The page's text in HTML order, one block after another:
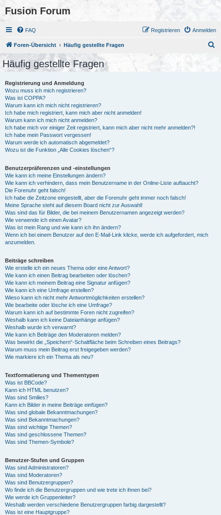
Fusion Forum
FAQ Anmelden
Registrieren
Foren-Übersicht Häufig gestellte Fragen
Häufig gestellte Fragen
Registrierung und Anmeldung
Wozu muss ich mich registrieren?
Was ist COPPA?
Warum kann ich mich nicht registrieren?
Ich habe mich registriert, kann mich aber nicht anmelden!
Warum kann ich mich nicht anmelden?
Ich habe mich vor einiger Zeit registriert, kann mich aber nicht mehr anmelden?!
Ich habe mein Passwort vergessen!
Warum werde ich automatisch abgemeldet?
Wozu ist die Funktion „Alle Cookies löschen“?
Benutzerpräferenzen und -einstellungen
Wie kann ich meine Einstellungen ändern?
Wie kann ich verhindern, dass mein Benutzername in der Online-Liste auftaucht?
Die Forenuhr geht falsch!
Ich habe die Zeitzone eingestellt, aber die Forenuhr geht immer noch falsch!
Meine Sprache steht auf diesem Board nicht zur Auswahl!
Was sind das für Bilder, die bei meinem Benutzernamen angezeigt werden?
Wie verwende ich einen Avatar?
Was ist mein Rang und wie kann ich ihn ändern?
Wenn ich bei einem Benutzer auf den E-Mail-Link klicke, werde ich aufgefordert, mich
anzumelden.
Beiträge schreiben
Wie erstelle ich ein neues Thema oder eine Antwort?
Wie kann ich einen Beitrag bearbeiten oder löschen?
Wie kann ich meinem Beitrag eine Signatur anfügen?
Wie kann ich eine Umfrage erstellen?
Wieso kann ich nicht mehr Antwortmöglichkeiten erstellen?
Wie bearbeite oder lösche ich eine Umfrage?
Warum kann ich auf bestimmte Foren nicht zugreifen?
Weshalb kann ich keine Dateianhänge anfügen?
Weshalb wurde ich verwarnt?
Wie kann ich Beiträge den Moderatoren melden?
Was bewirkt die „Speichern“-Schaltfläche beim Schreiben eines Beitrags?
Warum muss mein Beitrag erst freigegeben werden?
Wie markiere ich ein Thema als neu?
Textformatierung und Thementypen
Was ist BBCode?
Kann ich HTML benutzen?
Was sind Smilies?
Kann ich Bilder in meine Beiträge einfügen?
Was sind globale Bekanntmachungen?
Was sind Bekanntmachungen?
Was sind wichtige Themen?
Was sind geschlossene Themen?
Was sind Themen-Symbole?
Benutzer-Stufen und Gruppen
Was sind Administratoren?
Was sind Moderatoren?
Was sind Benutzergruppen?
Wo finde ich die Benutzergruppen und wie trete ich ihnen bei?
Wie werde ich Gruppenleiter?
Weshalb werden verschiedene Benutzergruppen farbig dargestellt?
Was ist eine Hauptgruppe?